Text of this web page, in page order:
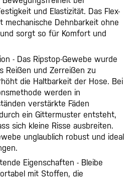
und Elastizität. Das Flex-
mechanische Dehnbarkeit ohne
sorgt so für Komfort und
- Das Ripstop-Gewebe wurde
Reißen und Zerreißen zu
die Haltbarkeit der Hose. Bei
werden in
verstärkte Fäden
ein Gittermuster entsteht,
sich kleine Risse ausbreiten.
unglaublich robust und ideal
Eigenschaften - Bleibe
mit Stoffen, die